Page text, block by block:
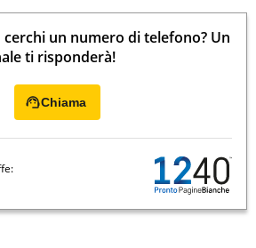
cerchi un numero di telefono? Un
ti risponderà!
Chiama